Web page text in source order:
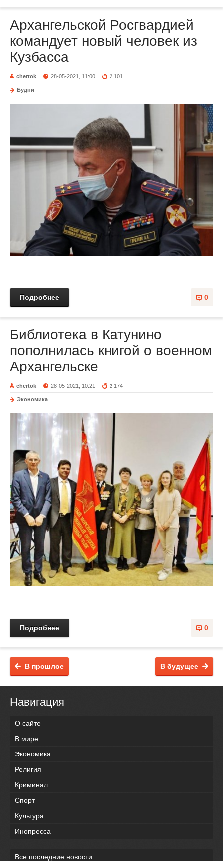
Архангельской Росгвардией
командует новый человек из
Кузбасса
chertok 28-05-2021, 11:00 2 101
Будни
0
Подробнее
Библиотека в Катунино
пополнилась книгой о военном
Архангельске
chertok 28-05-2021, 10:21 2 174
Экономика
0
Подробнее
В будущее
В прошлое
Навигация
О сайте
В мире
Экономика
Религия
Криминал
Спорт
Культура
Инопресса
Все последние новости